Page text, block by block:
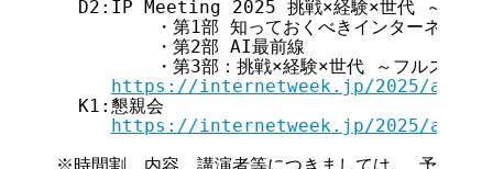
D2:IP Meeting 2025 挑戦×経験×世代 ～フルス
・第1部 知っておくべきインターネット
         ・第2部 AI最前線
・第3部：挑戦×経験×世代 ～フルスタッ
https://internetweek.jp/2025/
  K1:懇親会
https://internetweek.jp/2025/